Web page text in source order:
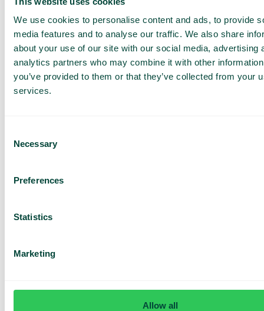
We use cookies to personalise content and ads, to provide
media features and to analyse our traffic. We also share
about your use of our site with our social media, advertising
analytics partners who may combine it with other
you’ve provided to them or that they’ve collected from your
services.
Selection
Necessary
Preferences
Statistics
Marketing
Allow all
* Alleen mogelijk als specifieke extra functies worden
aangeschaft.
Wie kan directeur worden?
Een beheerder heeft de mogelijkheid om meerdere andere
Customer Success Manager.
Ontvang een
offerte op